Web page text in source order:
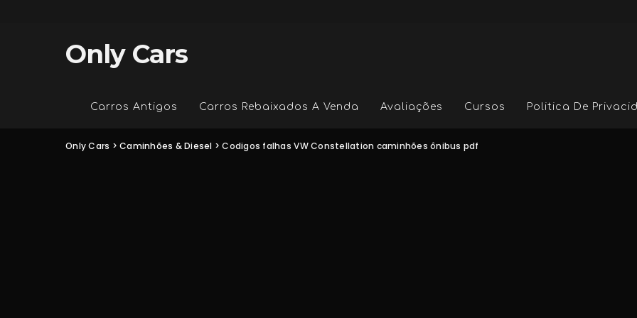
Only Cars
Carros Antigos Carros Rebaixados A Venda Avaliações Cursos Politica De
Only Cars >Caminhões & Diesel >Codigos falhas VW Constellation caminhões ônibus pdf